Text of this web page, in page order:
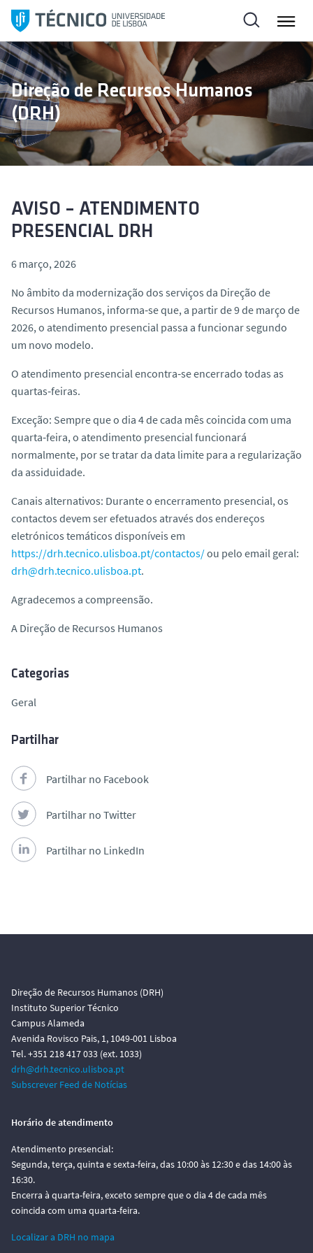
l
t
a
r
p
a
a
Direção de Recursos Humanos
(DRH)
AVISO – ATENDIMENTO
PRESENCIAL DRH
6 março, 2026
No âmbito da modernização dos serviços da Direção de
Recursos Humanos, informa‑se que, a partir de 9 de março de
2026, o atendimento presencial passa a funcionar segundo
um novo modelo.
O atendimento presencial encontra‑se encerrado todas as
quartas‑feiras.
Exceção: Sempre que o dia 4 de cada mês coincida com uma
quarta‑feira, o atendimento presencial funcionará
normalmente, por se tratar da data limite para a regularização
da assiduidade.
Canais alternativos: Durante o encerramento presencial, os
contactos devem ser efetuados através dos endereços
eletrónicos temáticos disponíveis em
https://drh.tecnico.ulisboa.pt/contactos/ou pelo email geral:
drh@drh.tecnico.ulisboa.pt.
Agradecemos a compreensão.
A Direção de Recursos Humanos
Categorias
Geral
Partilhar
Partilhar no Facebook
Partilhar no Twitter
Partilhar no LinkedIn
Direção de Recursos Humanos (DRH)
Instituto Superior Técnico
Campus Alameda
Avenida Rovisco Pais, 1, 1049-001 Lisboa
Tel. +351 218 417 033 (ext. 1033)
drh@drh.tecnico.ulisboa.pt
Subscrever Feed de Notícias
Horário de atendimento
Atendimento presencial:
Segunda, terça, quinta e sexta-feira, das 10:00 às 12:30 e das 14:00 às
16:30.
Encerra à quarta-feira, exceto sempre que o dia 4 de cada mês
coincida com uma quarta-feira.
Localizar a DRH no mapa